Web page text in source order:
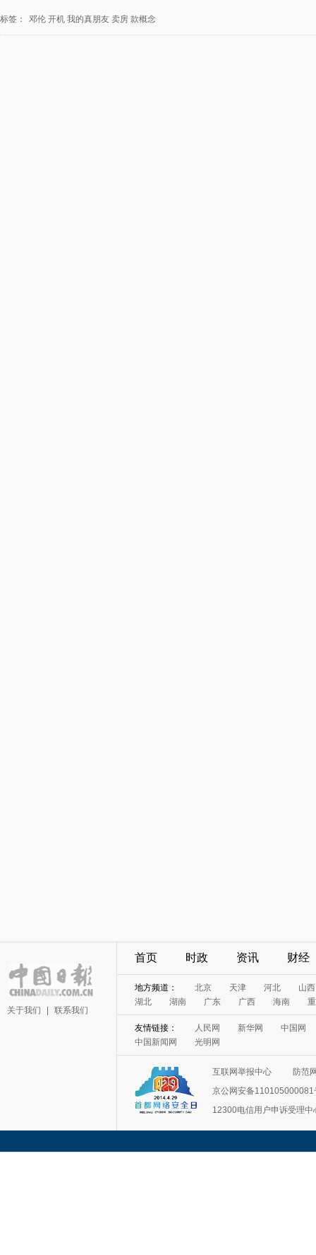
标签： 邓伦 开机 我的真朋友 卖房 款概念
关于我们 联系我们
首页 时政 资讯 财经
地方频道： 北京 天津 河北
山西
湖北
湖南 广东 广西 海南
友情链接： 人民网 新华网
中国网
中国新闻网
光明网
互联网举报中心
防范
京公网安备110105000081
12300电信用户申诉受理中